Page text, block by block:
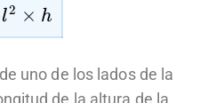
l2 × h
uno de los lados de la
de la altura de la